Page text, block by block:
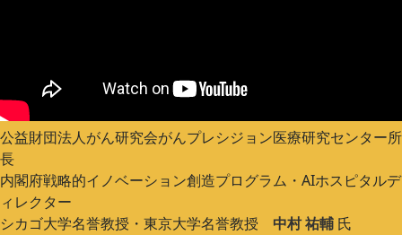
公益財団法人がん研究会がんプレシジョン医療研究センター所
長
内閣府戦略的イノベーション創造プログラム・AIホスピタルデ
ィレクター
シカゴ大学名誉教授・東京大学名誉教授 中村 祐輔 氏